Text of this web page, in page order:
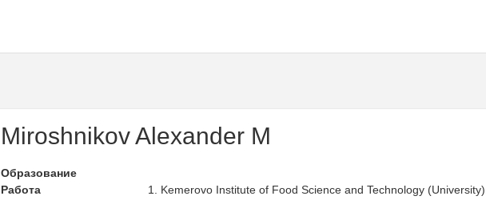
Miroshnikov Alexander M
Образование
Работа
Kemerovo Institute of Food Science and Technology (University) ,